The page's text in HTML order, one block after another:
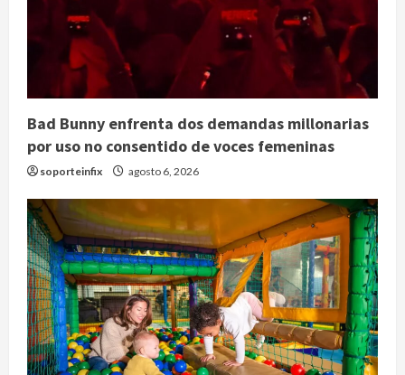
Bad Bunny enfrenta dos demandas millonarias
por uso no consentido de voces femeninas
soporteinfix agosto 6, 2026